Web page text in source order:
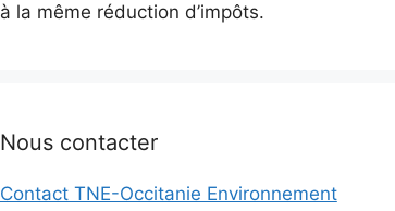
à la même réduction d’impôts.
Nous contacter
Contact TNE-Occitanie Environnement